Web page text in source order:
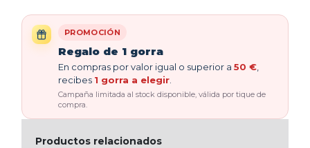
PROMOCIÓN
Regalo de 1 gorra
En compras por valor igual o superior a 50 €
recibes 1 gorra a elegir
Campaña limitada al stock disponible, válida por tique de
compra.
Productos relacionados